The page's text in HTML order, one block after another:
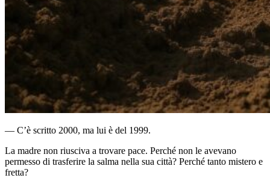
— C’è scritto 2000, ma lui è del 1999.
La madre non riusciva a trovare pace. Perché non le avevano
permesso di trasferire la salma nella sua città? Perché tanto mistero e
fretta?